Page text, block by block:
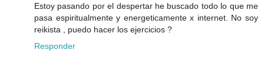
Estoy pasando por el despertar he buscado todo lo que me
pasa espiritualmente y energeticamente x internet. No soy
reikista , puedo hacer los ejercicios ?
Responder